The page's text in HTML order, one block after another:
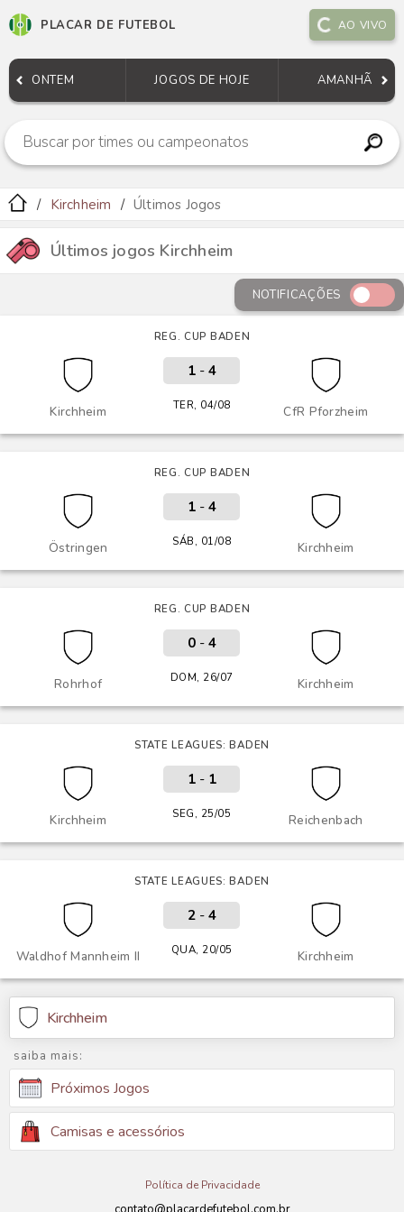
PLACAR DE FUTEBOL AO VIVO
ONTEM JOGOS DE HOJE AMANHÃ
Kirchheim Últimos Jogos
Últimos jogos Kirchheim
NOTIFICAÇÕES
REG. CUP BADEN
Kirchheim CfR Pforzheim
1- 4
TER, 04/08
REG. CUP BADEN
Östringen Kirchheim
1- 4
SÁB, 01/08
REG. CUP BADEN
Rohrhof Kirchheim
0- 4
DOM, 26/07
STATE LEAGUES: BADEN
Kirchheim Reichenbach
1- 1
SEG, 25/05
STATE LEAGUES: BADEN
Waldhof Mannheim II Kirchheim
2- 4
QUA, 20/05
Kirchheim
saiba mais:
Próximos Jogos
Camisas e acessórios
Política de Privacidade